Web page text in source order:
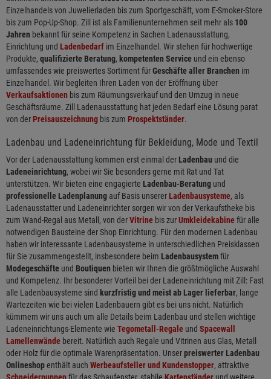
Einzelhandels von Juwelierladen bis zum Sportgeschäft, vom E-Smoker-Store
bis zum Pop-Up-Shop. Zill ist als Familienunternehmen seit mehr als 100
Jahren bekannt für seine Kompetenz in Sachen Ladenausstattung,
Einrichtung und Ladenbedarf im Einzelhandel. Wir stehen für hochwertige
Produkte, qualifizierte Beratung, kompetenten Service und ein ebenso
umfassendes wie preiswertes Sortiment fürGeschäfte aller Branchen im
Einzelhandel. Wir begleiten Ihren Laden von der Eröffnung über
Verkaufsaktionen bis zum Räumungsverkauf und den Umzug in neue
Geschäftsräume. Zill Ladenausstattung hat jeden Bedarf eine Lösung parat
von derPreisauszeichnung bis zum Prospektständer.
Ladenbau und Ladeneinrichtung für Bekleidung, Mode und Textil
Vor der Ladenausstattung kommen erst einmal der Ladenbau und die
Ladeneinrichtung, wobei wir Sie besonders gerne mit Rat und Tat
unterstützen. Wir bieten eine engagierte Ladenbau-Beratung und
professionelle Ladenplanung auf Basis unsererLadenbausysteme, als
Ladenausstatter und Ladeneinrichter sorgen wir von der Verkaufstheke bis
zum Wand-Regal aus Metall, von derVitrine bis zurUmkleidekabinefür alle
notwendigen Bausteine der Shop Einrichtung. Für den modernen Ladenbau
haben wir interessante Ladenbausysteme in unterschiedlichen Preisklassen
für Sie zusammengestellt, insbesondere beim Ladenbausystemfür
Modegeschäfte und Boutiquen bieten wir Ihnen die größtmögliche Auswahl
und Kompetenz. Ihr besonderer Vorteil bei der Ladeneinrichtung mit Zill: Fast
alle Ladenbausysteme sind kurzfristig und meist ab Lager lieferbar, lange
Wartezeiten wie bei vielen Ladenbauern gibt es bei uns nicht. Natürlich
kümmern wir uns auch um alle Details beim Ladenbau und stellen wichtige
Ladeneinrichtungs-Elemente wie Tegometall-Regale und Spacewall
Lamellenwände bereit. Natürlich auch Regale und Vitrinen aus Glas, Metall
oder Holz für die optimale Warenpräsentation. Unserpreiswerter Ladenbau
Onlineshopenthält auch Werbeaufsteller und Kundenstopper, attraktive